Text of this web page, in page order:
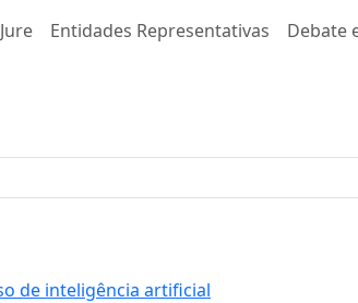
Entidades Representativas Debate
de inteligência artificial